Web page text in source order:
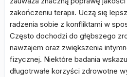
zakończeniu terapii. Uczą się
radzenia sobie z konfliktami w
Często dochodzi do głębszego
nawzajem oraz zwiększenia
fizycznej. Niektóre badania
długotrwałe korzyści zdrowotne